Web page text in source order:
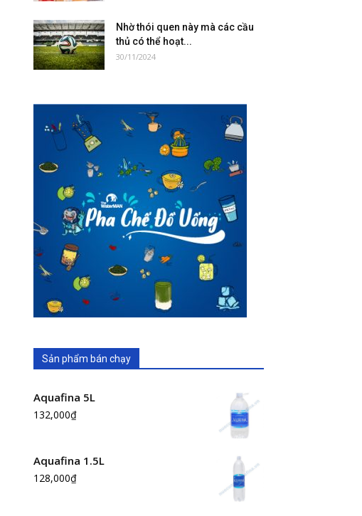
Nhờ thói quen này mà các cầu
thủ có thể hoạt...
30/11/2024
Sản phẩm bán chạy
Aquafina 5L
132,000₫
Aquafina 1.5L
128,000₫